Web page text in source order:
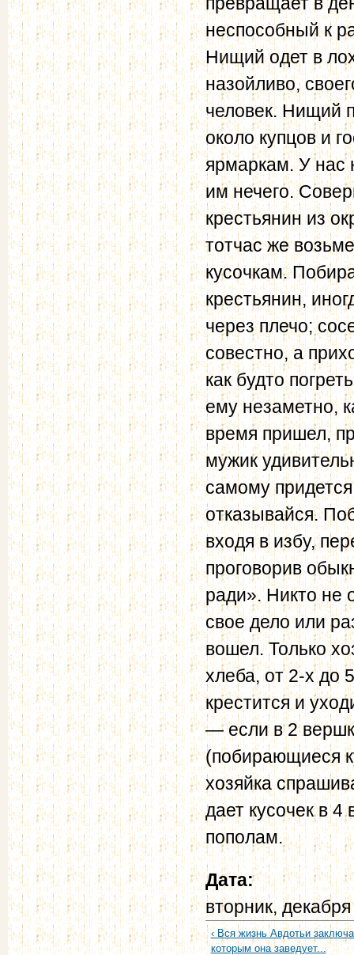
неспособный к
Нищий одет в
назойливо,
человек. Нищий
около купцов и
ярмаркам. У нас
им нечего.
крестьянин из
тотчас же
кусочкам.
крестьянин,
через плечо;
совестно, а
как будто
ему незаметно,
время пришел,
мужик
самому
отказывайся.
входя в избу,
проговорив
ради». Никто не
свое дело или
вошел. Только
хлеба, от 2-х до
крестится и
— если в 2
(побирающиеся
хозяйка
дает кусочек в 4
пополам.
Дата:
вторник,
‹ Вся жизнь Авдотьи
которым она заведует...